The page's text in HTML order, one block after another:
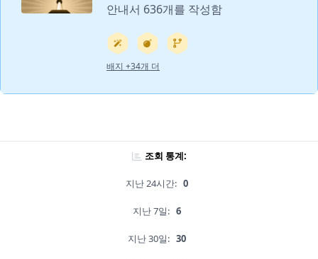
안내서 636개를 작성함
배지 +34개 더
조회 통계:
지난 24시간: 0
지난 7일: 6
지난 30일: 30